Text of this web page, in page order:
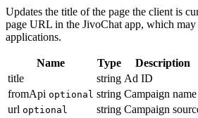
Updates the title of the page the client is
page URL in the JivoChat app, which
applications.
Name Type
Description
title
string Ad ID
fromApi optional string Campaign name
url optional string Campaign